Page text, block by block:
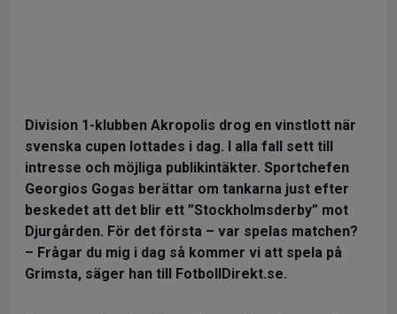
Division 1-klubben Akropolis drog en vinstlott när
svenska cupen lottades i dag. I alla fall sett till
intresse och möjliga publikintäkter. Sportchefen
Georgios Gogas berättar om tankarna just efter
beskedet att det blir ett ”Stockholmsderby” mot
Djurgården. För det första – var spelas matchen?
– Frågar du mig i dag så kommer vi att spela på
Grimsta, säger han till FotbollDirekt.se.